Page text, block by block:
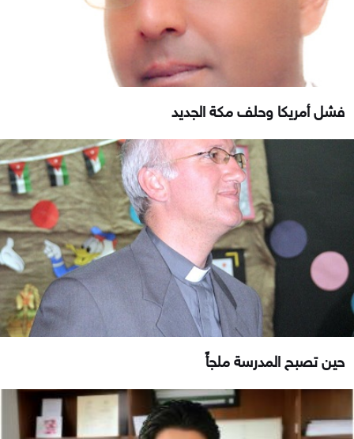
فشل أمريكا وحلف مكة الجديد
حين تصبح المدرسة ملجأً